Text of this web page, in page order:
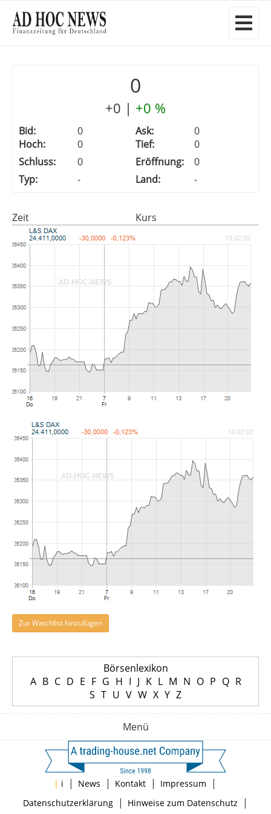
0
+0 | +0 %
Bid: 0 Ask:
0
Hoch:
0 Tief:
0
Schluss:
0 Eröffnung:
0
Typ:
- Land: -
Zeit Kurs
Zur Watchlist hinzufügen
Börsenlexikon
A B C D E F G H I J K L M N O P Q R
S T U V W X Y Z
Menü
| i | News | Kontakt | Impressum |
Datenschutzerklärung| Hinweise zum Datenschutz |